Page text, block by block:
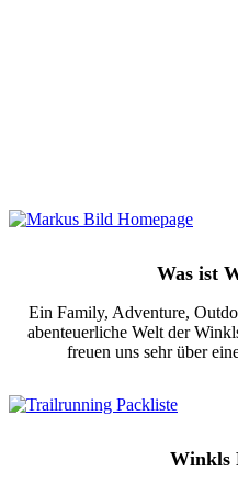
Was ist
Ein Family, Adventure,
abenteuerliche Welt der
freuen uns sehr über
Winkls